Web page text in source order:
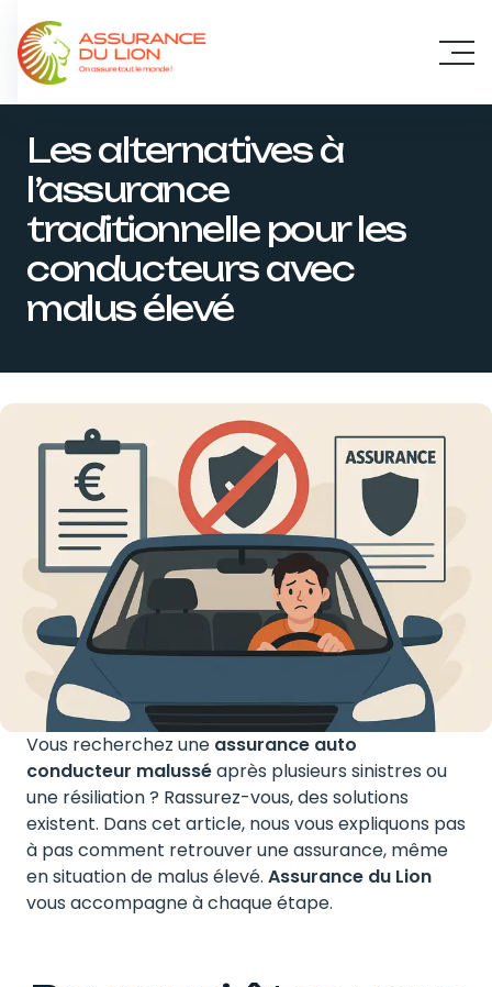
Les alternatives à
l’assurance
traditionnelle pour les
conducteurs avec
malus élevé
Vous recherchez une assurance auto
conducteur malusséaprès plusieurs sinistres ou
une résiliation ? Rassurez-vous, des solutions
existent. Dans cet article, nous vous expliquons pas
à pas comment retrouver une assurance, même
en situation de malus élevé. Assurance du Lion
vous accompagne à chaque étape.